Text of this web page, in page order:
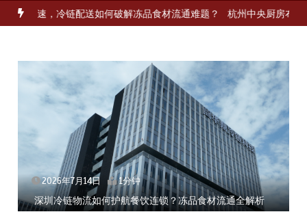
，冷链配送如何破解冻品食材流通难题？ 杭州中央厨房布局餐饮连
2026年7月14日 1分钟
深圳冷链物流如何护航餐饮连锁？冻品食材流通全解析